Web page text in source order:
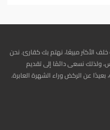
الأكثر مبيعًا، نهتم بك كقارئ. نحن
ولذلك نسعى دائمًا إلى تقديم
عن الركض وراء الشهرة العابرة.